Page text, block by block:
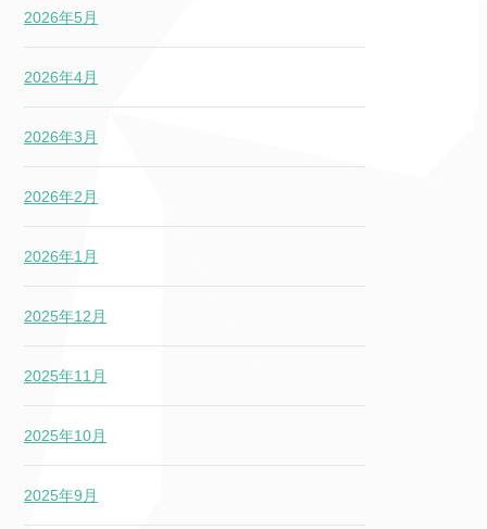
2026年5月
2026年4月
2026年3月
2026年2月
2026年1月
2025年12月
2025年11月
2025年10月
2025年9月